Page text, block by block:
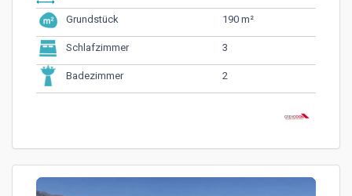
Grundstück 190 m²
Schlafzimmer 3
Badezimmer 2